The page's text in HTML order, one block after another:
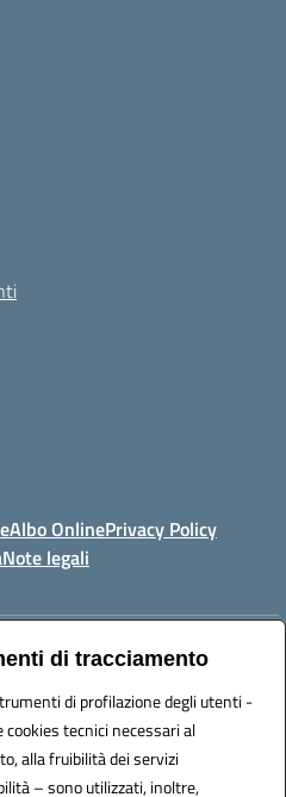
di tracciamento
di profilazione degli utenti -
tecnici necessari al
alla fruibilità dei servizi
– sono utilizzati, inoltre,
Albo OnlinePrivacy Policy
Note legali
89861 – Tropea (VV)
vvic82200d@pec.istruzione.it